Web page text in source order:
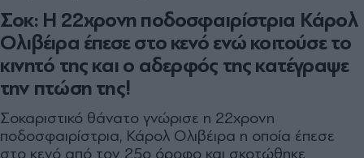
Σοκ: Η 22χρονη ποδοσφαιρίστρια Κάρολ
Ολιβέιρα έπεσε στο κενό ενώ κοιτούσε το
κινητό της και ο αδερφός της κατέγραψε
την πτώση της!
Σοκαριστικό θάνατο γνώρισε η 22χρονη
ποδοσφαιρίστρια, Κάρολ Ολιβέιρα η οποία έπεσε
στο κενό από τον 25ο όροφο και σκοτώθηκε